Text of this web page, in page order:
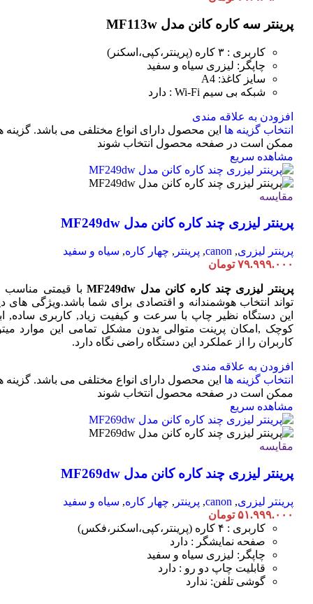
پرینتر سه کاره کانن مدل MF113w
کاربری : ۳ کاره (پرینتر،کپی،اسکنر)
چاپگر: لیزری سیاه و سفید
سایز کاغذ: A4
شبکه بی سیم Wi-Fi : دارد
افزودن به علاقه مندی
انتخاب گزینه ها این محصول دارای انواع مختلفی می باشد. گزینه
ممکن است در صفحه محصول انتخاب شوند
مشاهده سریع
مقایسه
پرینتر لیزری چند کاره کانن مدل MF249dw
پرینتر لیزری,
canon
, پرینتر , چهار کاره, سیاه و سفید
۷۹.۹۹۹.۰۰۰ تومان
پرینتر لیزری چند کاره کانن مدل MF249dw
با قیمتی
تواند انتخاب هوشمندانه و اقتصادی برای شما باشد.ویژگی های
این دستگاه نظیر چاپ با سرعت و کیفیت زیاد, کاربری ساده,
کوچک ,امکان پرینت متوالی بدون مشکل تمامی این موارد
کاربران را از عملکرد این دستگاه راضی نگاه دارد.
افزودن به علاقه مندی
انتخاب گزینه ها این محصول دارای انواع مختلفی می باشد. گزینه
ممکن است در صفحه محصول انتخاب شوند
مشاهده سریع
مقایسه
پرینتر لیزری چند کاره کانن مدل MF269dw
پرینتر لیزری,
canon
, پرینتر , چهار کاره, سیاه و سفید
۵۱.۹۹۹.۰۰۰ تومان
کاربری : ۴ کاره (پرینتر،کپی،اسکنر،فکس)
صفحه نمایشگر : دارد
چاپگر: لیزری سیاه و سفید
قابلیت چاپ دو رو : دارد
گوشی تلفن: ندارد